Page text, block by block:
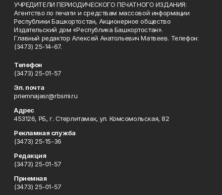
УЧРЕДИТЕЛИ ПЕРИОДИЧЕСКОГО ПЕЧАТНОГО ИЗДАНИЯ:
Агентство по печати и средствам массовой информации
Республики Башкортостан, Акционерное общество
Издательский дом «Республика Башкортостан».
Главный редактор Алексей Анатольевич Матвеев. Телефон:
(3473) 25-14-67.
Телефон
(3473) 25-01-57
Эл. почта
priemnajasr@rbsmi.ru
Адрес
453126, РБ, г. Стерлитамак, ул. Комсомольская, 82
Рекламная служба
(3473) 25-15-36
Редакция
(3473) 25-01-57
Приемная
(3473) 25-01-57